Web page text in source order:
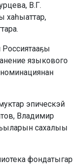
В.Г.
хаһыаттар,
языкового
эпическэй
Владимир
сахалыы
фондатыгар